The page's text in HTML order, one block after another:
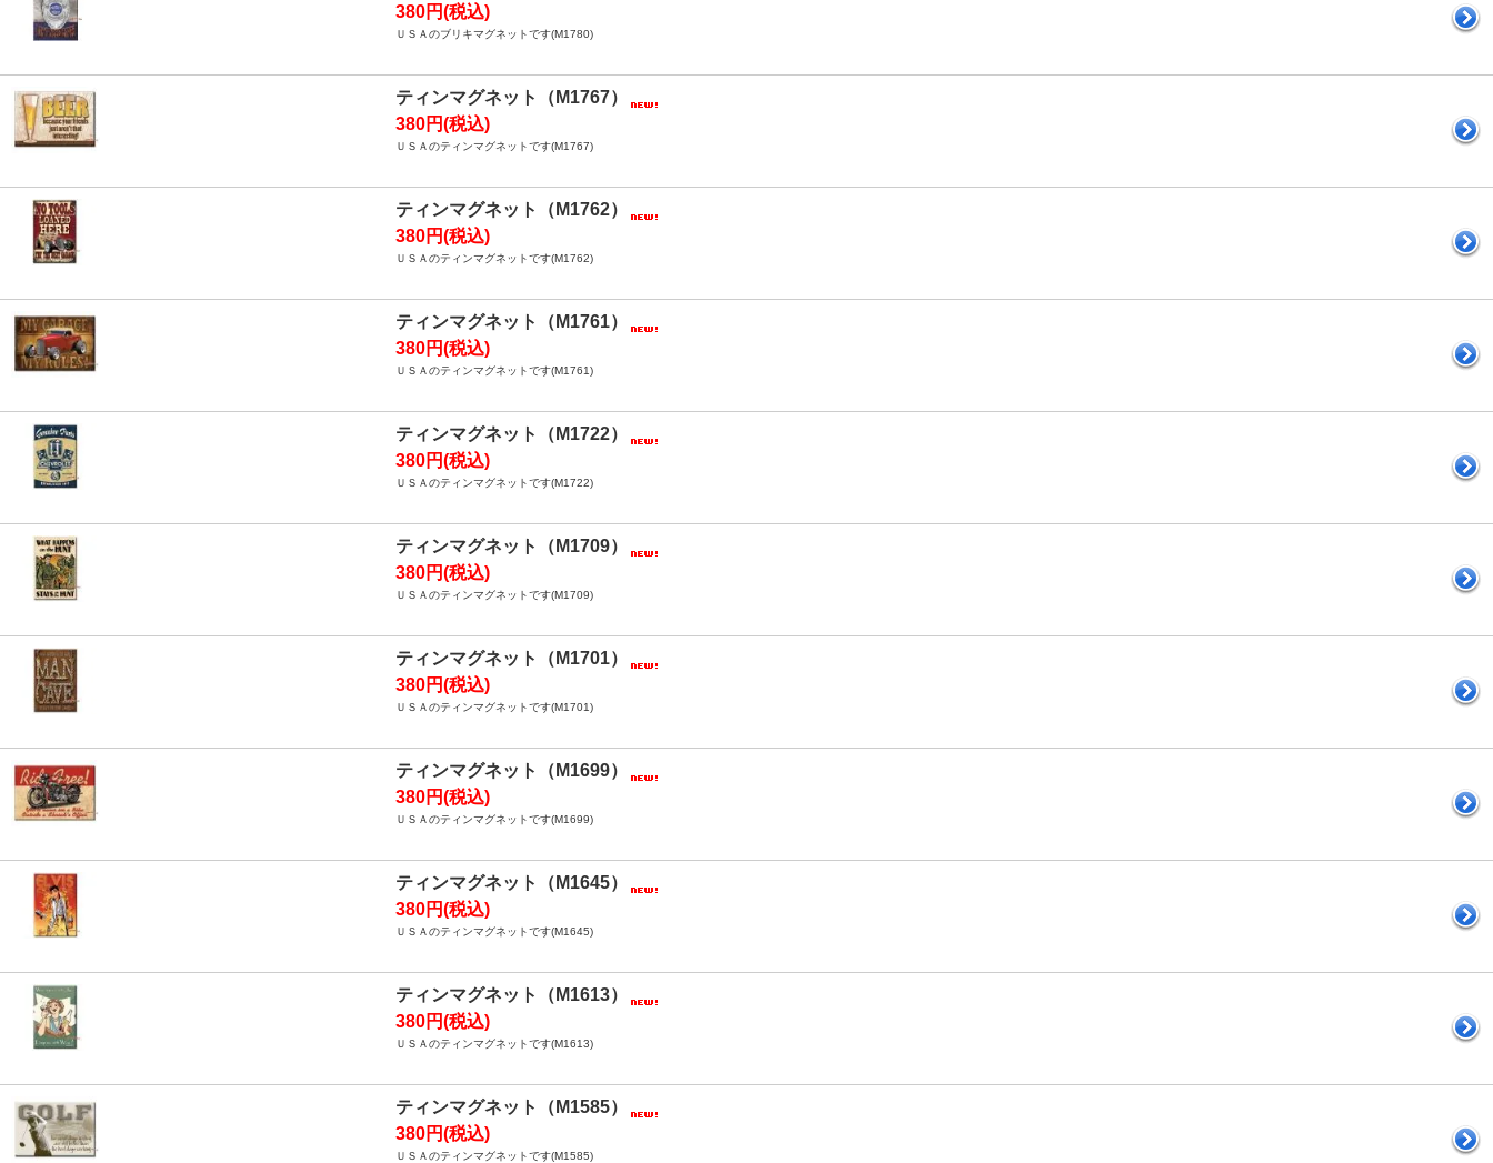
380円(税込)
ＵＳＡのブリキマグネットです(M1780)
ティンマグネット（M1767）
380円(税込)
ＵＳＡのティンマグネットです(M1767)
ティンマグネット（M1762）
380円(税込)
ＵＳＡのティンマグネットです(M1762)
ティンマグネット（M1761）
380円(税込)
ＵＳＡのティンマグネットです(M1761)
ティンマグネット（M1722）
380円(税込)
ＵＳＡのティンマグネットです(M1722)
ティンマグネット（M1709）
380円(税込)
ＵＳＡのティンマグネットです(M1709)
ティンマグネット（M1701）
380円(税込)
ＵＳＡのティンマグネットです(M1701)
ティンマグネット（M1699）
380円(税込)
ＵＳＡのティンマグネットです(M1699)
ティンマグネット（M1645）
380円(税込)
ＵＳＡのティンマグネットです(M1645)
ティンマグネット（M1613）
380円(税込)
ＵＳＡのティンマグネットです(M1613)
ティンマグネット（M1585）
380円(税込)
ＵＳＡのティンマグネットです(M1585)